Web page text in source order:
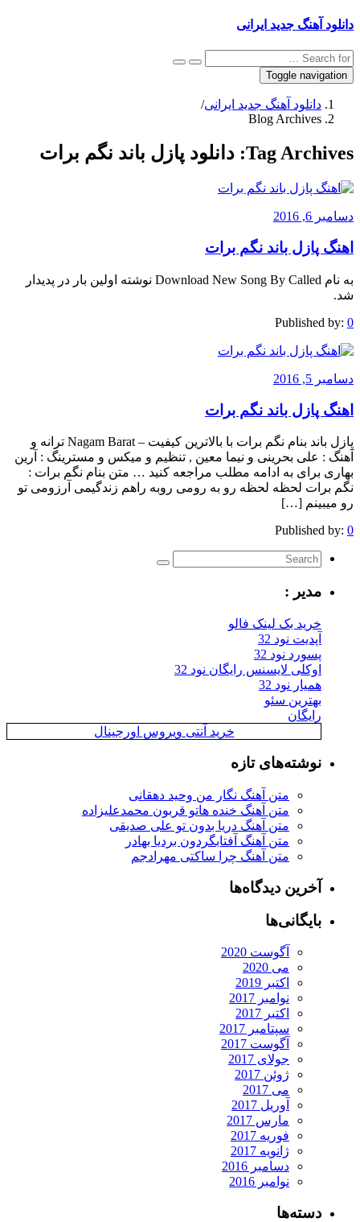
دانلود آهنگ جدید ایرانی
Toggle navigation
دانلود آهنگ جدید ایرانی/
Blog Archives
Tag Archives: دانلود پازل باند نگم برات
دسامبر 6, 2016
اهنگ پازل باند نگم برات
به نام Download New Song By Called نوشته اولین بار در پدیدار
شد.
Published by: 0
دسامبر 5, 2016
اهنگ پازل باند نگم برات
پازل باند بنام نگم برات با بالاترین کیفیت – Nagam Barat ترانه و
آهنگ : علی بحرینی و نیما معین , تنظیم و میکس و مسترینگ : آرین
بهاری برای به ادامه مطلب مراجعه کنید … متن بنام نگم برات :
نگم برات لحظه لحظه رو به رومی روبه راهم زندگیمی آرزومی تو
رو میبینم […]
Published by: 0
مدیر :
خرید بک لینک فالو
آپدیت نود 32
پسورد نود 32
اوکلی لایسنس رایگان نود 32
همیار نود 32
بهترین سئو
رایگان
خرید آنتی ویروس اورجینال
نوشته‌های تازه
متن آهنگ نگار من وحید دهقانی
متن آهنگ خنده هاتو قربون محمدعلیزاده
متن آهنگ دریا بدون تو علی صدیقی
متن آهنگ آفتابگردون بردیا بهادر
متن آهنگ چرا ساکتی مهرادجم
آخرین دیدگاه‌ها
بایگانی‌ها
آگوست 2020
می 2020
اکتبر 2019
نوامبر 2017
اکتبر 2017
سپتامبر 2017
آگوست 2017
جولای 2017
ژوئن 2017
می 2017
آوریل 2017
مارس 2017
فوریه 2017
ژانویه 2017
دسامبر 2016
نوامبر 2016
دسته‌ها